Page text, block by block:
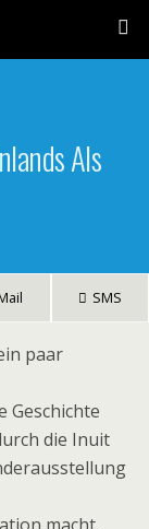
Als
SMS
paar
Geschichte
die Inuit